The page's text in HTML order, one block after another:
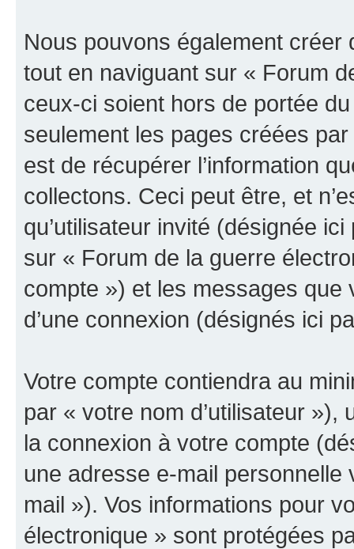
Nous pouvons également
tout en naviguant sur « Forum
ceux-ci soient hors de portée
seulement les pages créées
est de récupérer l’information
collectons. Ceci peut être, et
qu’utilisateur invité (désignée
sur « Forum de la guerre
compte ») et les messages que
d’une connexion (désignés ici
Votre compte contiendra au
par « votre nom d’utilisateur
la connexion à votre compte
une adresse e-mail
mail »). Vos informations pour
électronique » sont protégées